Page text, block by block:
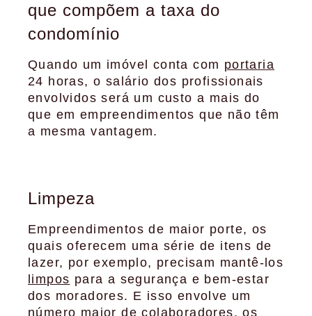
que compõem a taxa do
condomínio
Quando um imóvel conta com portaria
24 horas, o salário dos profissionais
envolvidos será um custo a mais do
que em empreendimentos que não têm
a mesma vantagem.
Limpeza
Empreendimentos de maior porte, os
quais oferecem uma série de itens de
lazer, por exemplo, precisam mantê-los
limpos para a segurança e bem-estar
dos moradores. E isso envolve um
número maior de colaboradores, os